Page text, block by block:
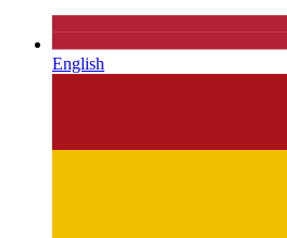
English